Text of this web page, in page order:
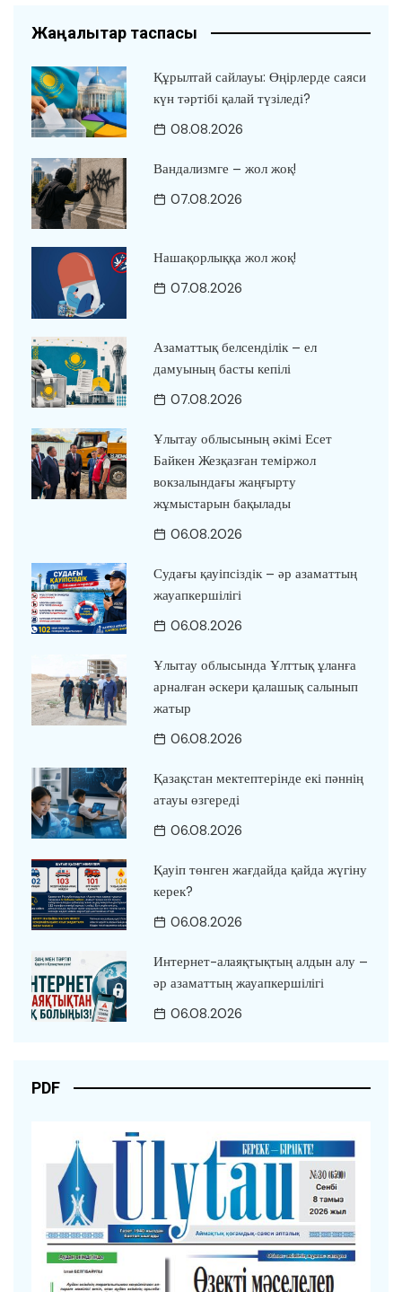
Жаңалықтар таспасы
Құрылтай сайлауы: Өңірлерде саяси
күн тәртібі қалай түзіледі?
08.08.2026
Вандализмге – жол жоқ!
07.08.2026
Нашақорлыққа жол жоқ!
07.08.2026
Азаматтық белсенділік – ел
дамуының басты кепілі
07.08.2026
Ұлытау облысының әкімі Есет
Байкен Жезқазған теміржол
вокзалындағы жаңғырту
жұмыстарын бақылады
06.08.2026
Судағы қауіпсіздік – әр азаматтың
жауапкершілігі
06.08.2026
Ұлытау облысында Ұлттық ұланға
арналған әскери қалашық салынып
жатыр
06.08.2026
Қазақстан мектептерінде екі пәннің
атауы өзгереді
06.08.2026
Қауіп төнген жағдайда қайда жүгіну
керек?
06.08.2026
Интернет-алаяқтықтың алдын алу –
әр азаматтың жауапкершілігі
06.08.2026
PDF